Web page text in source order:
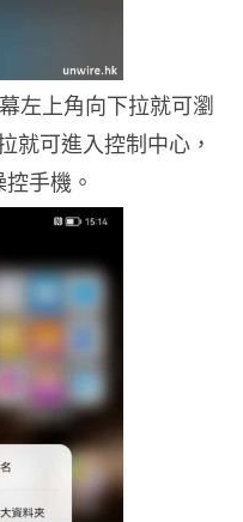
左上角向下拉就可瀏
就可進入控制中心，
手機。